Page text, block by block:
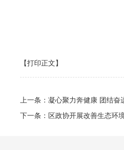
【打印正文】
上一条： 凝心聚力奔健康 团结
下一条： 区政协开展改善生态环